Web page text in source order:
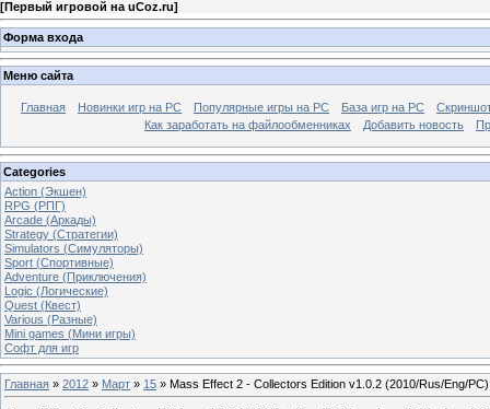
[Первый игровой на uCoz.ru]
Форма входа
Меню сайта
Главная Новинки игр на PC Популярные игры на PC База игр на РС
Как заработать на файлообменниках
Добавить новость
Categories
Action (Экшен)
RPG (РПГ)
Arcade (Аркады)
Strategy (Стратегии)
Simulators (Симуляторы)
Sport (Спортивные)
Adventure (Приключения)
Logic (Логические)
Quest (Квест)
Various (Разные)
Mini games (Мини игры)
Софт для игр
Главная » 2012 » Март » 15 » Mass Effect 2 - Collectors Edition v1.0.2 (2010/Rus/Eng/